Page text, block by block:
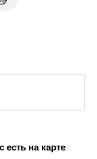
на карте